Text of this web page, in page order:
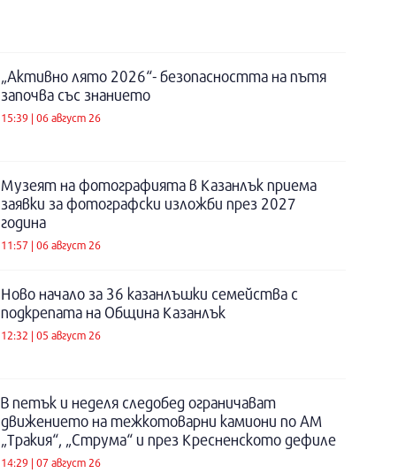
„Активно лято 2026“- безопасността на пътя
започва със знанието
15:39 | 06 август 26
Музеят на фотографията в Казанлък приема
заявки за фотографски изложби през 2027
година
11:57 | 06 август 26
Ново начало за 36 казанлъшки семейства с
подкрепата на Община Казанлък
12:32 | 05 август 26
В петък и неделя следобед ограничават
движението на тежкотоварни камиони по АМ
„Тракия“, „Струма“ и през Кресненското дефиле
14:29 | 07 август 26